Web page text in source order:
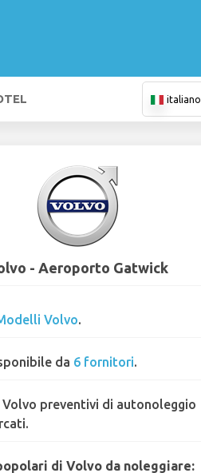
italiano
- Aeroporto Gatwick
Volvo.
da 6 fornitori.
Volvo preventivi di autonoleggio
di Volvo da noleggiare: